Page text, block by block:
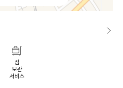
짐
보관
서비스